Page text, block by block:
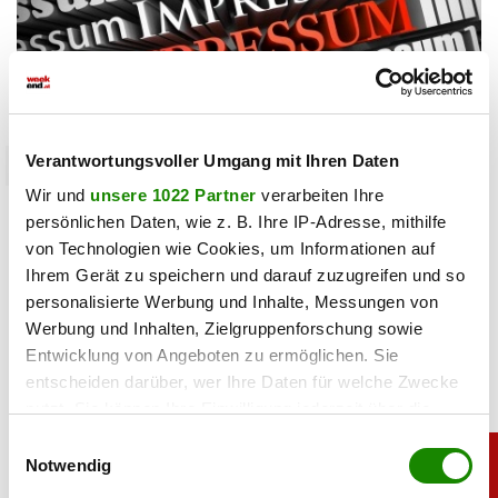
Verantwortungsvoller Umgang mit Ihren Daten
Wir und unsere 1022 Partner verarbeiten Ihre
persönlichen Daten, wie z. B. Ihre IP-Adresse, mithilfe
von Technologien wie Cookies, um Informationen auf
Ihrem Gerät zu speichern und darauf zuzugreifen und so
personalisierte Werbung und Inhalte, Messungen von
Werbung und Inhalten, Zielgruppenforschung sowie
Entwicklung von Angeboten zu ermöglichen. Sie
entscheiden darüber, wer Ihre Daten für welche Zwecke
Trigger Symbol ändern oder widerrufen
Notwendig
mediahouse
Impressum Weekend Online GmbH und
Offenlegung der Printausgaben Weekend
Magazin